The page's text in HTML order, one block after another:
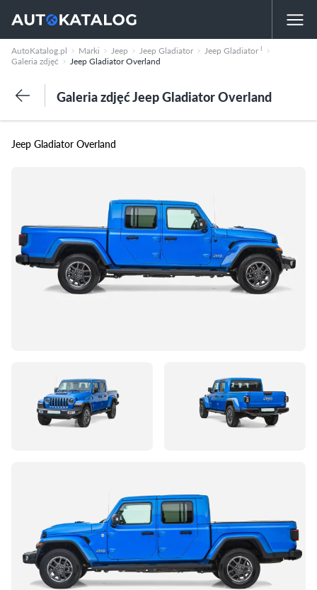
AutoKatalog.pl Marki Jeep Jeep Gladiator Jeep Gladiator I
Galeria zdjęć Jeep Gladiator Overland
Galeria zdjęć Jeep Gladiator Overland
Jeep Gladiator Overland